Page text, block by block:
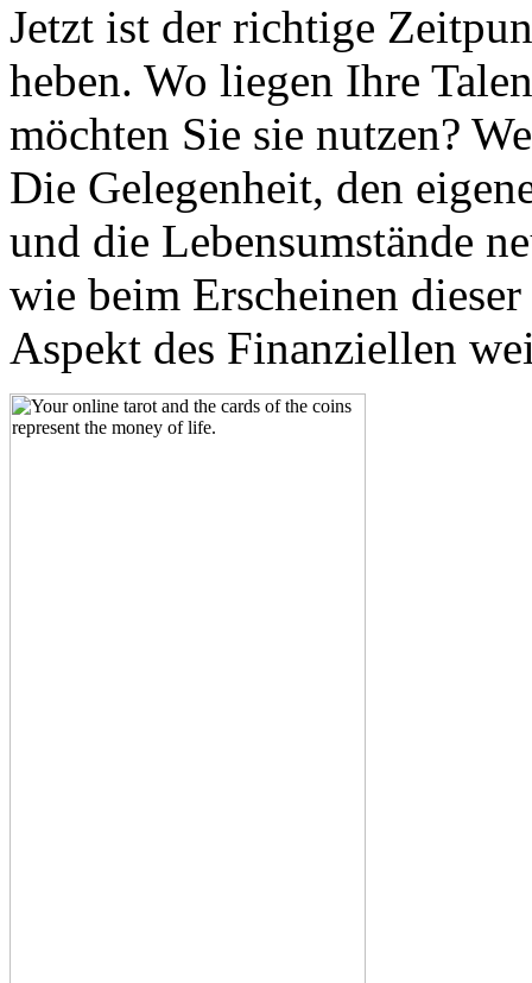
Jetzt ist der richtige
heben. Wo liegen Ihre
möchten Sie sie nutzen?
Die Gelegenheit, den
und die Lebensumstände
wie beim Erscheinen
Aspekt des Finanziellen